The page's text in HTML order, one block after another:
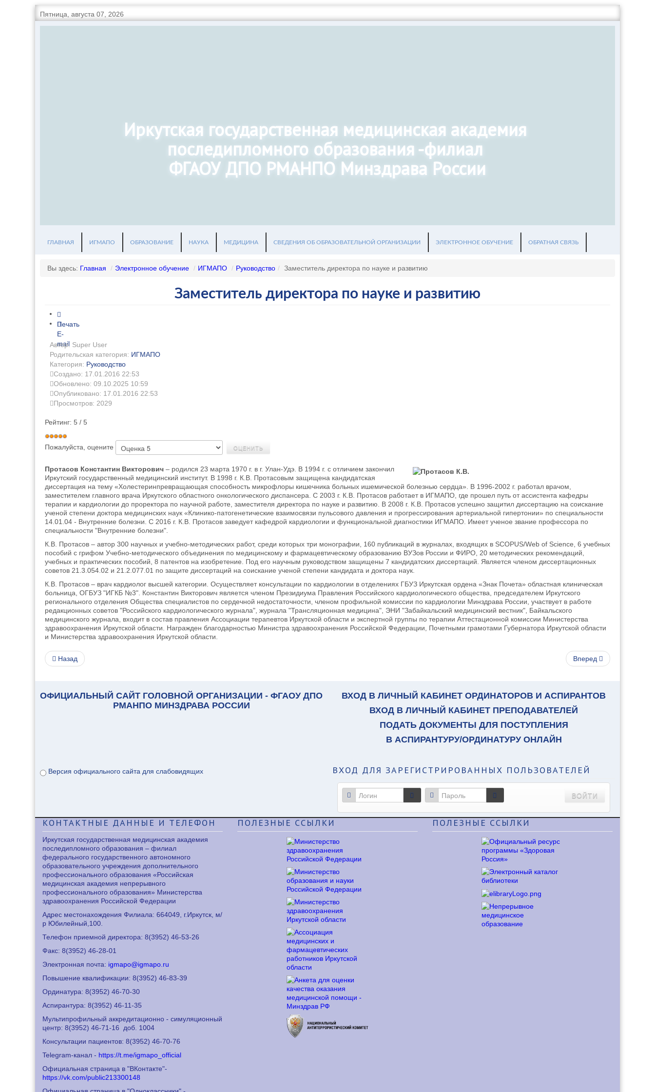
Пятница, августа 07, 2026
Иркутская государственная медицинская академия
последипломного образования -филиал
ФГАОУ ДПО РМАНПО Минздрава России
ГЛАВНАЯ ИГМАПО ОБРАЗОВАНИЕ НАУКА МЕДИЦИНА СВЕДЕНИЯ ОБ ОБРАЗОВАТЕЛЬНОЙ ОРГАНИЗАЦИИ ЭЛЕКТРОННОЕ ОБУЧЕНИЕ ОБРАТНАЯ СВЯЗЬ
Вы здесь: Главная / Электронное обучение / ИГМАПО / Руководство / Заместитель директора по науке и развитию
Заместитель директора по науке и развитию
Печать
E-
mail
Автор: Super User
Родительская категория: ИГМАПО
Категория: Руководство
Создано: 17.01.2016 22:53
Обновлено: 09.10.2025 10:59
Опубликовано: 17.01.2016 22:53
Просмотров: 2029
Рейтинг: 5 / 5
Пожалуйста, оцените
Протасов Константин Викторович – родился 23 марта 1970 г. в г. Улан-Удэ. В 1994 г. с отличием закончил
Иркутский государственный медицинский институт. В 1998 г. К.В. Протасовым защищена кандидатская
диссертация на тему «Холестеринпревращающая способность микрофлоры кишечника больных ишемической болезнью сердца». В 1996-2002 г. работал врачом,
заместителем главного врача Иркутского областного онкологического диспансера. С 2003 г. К.В. Протасов работает в ИГМАПО, где прошел путь от ассистента кафедры
терапии и кардиологии до проректора по научной работе, заместителя директора по науке и развитию. В 2008 г. К.В. Протасов успешно защитил диссертацию на соискание
ученой степени доктора медицинских наук «Клинико-патогенетические взаимосвязи пульсового давления и прогрессирования артериальной гипертонии» по специальности
14.01.04 - Внутренние болезни. С 2016 г. К.В. Протасов заведует кафедрой кардиологии и функциональной диагностики ИГМАПО. Имеет ученое звание профессора по
специальности "Внутренние болезни".
К.В. Протасов – автор 300 научных и учебно-методических работ, среди которых три монографии, 160 публикаций в журналах, входящих в SCOPUS/Web of Science, 6 учебных
пособий с грифом Учебно-методического объединения по медицинскому и фармацевтическому образованию ВУЗов России и ФИРО, 20 методических рекомендаций,
учебных и практических пособий, 8 патентов на изобретение. Под его научным руководством защищены 7 кандидатских диссертаций. Является членом диссертационных
советов 21.3.054.02 и 21.2.077.01 по защите диссертаций на соискание ученой степени кандидата и доктора наук.
К.В. Протасов – врач кардиолог высшей категории. Осуществляет консультации по кардиологии в отделениях ГБУЗ Иркутская ордена «Знак Почета» областная клиническая
больница, ОГБУЗ "ИГКБ №3". Константин Викторович является членом Президиума Правления Российского кардиологического общества, председателем Иркутского
регионального отделения Общества специалистов по сердечной недостаточности, членом профильной комиссии по кардиологии Минздрава России, участвует в работе
редакционных советов "Российского кардиологического журнала", журнала "Трансляционная медицина", ЭНИ "Забайкальский медицинский вестник", Байкальского
медицинского журнала, входит в состав правления Ассоциации терапевтов Иркутской области и экспертной группы по терапии Аттестационной комиссии Министерства
здравоохранения Иркутской области. Награжден благодарностью Министра здравоохранения Российской Федерации, Почетными грамотами Губернатора Иркутской области
и Министерства здравоохранения Иркутской области.
Назад Вперед
ОФИЦИАЛЬНЫЙ САЙТ ГОЛОВНОЙ ОРГАНИЗАЦИИ - ФГАОУ ДПО
РМАНПО МИНЗДРАВА РОССИИ
Версия официального сайта для слабовидящих
ВХОД В ЛИЧНЫЙ КАБИНЕТ ОРДИНАТОРОВ И АСПИРАНТОВ
ВХОД В ЛИЧНЫЙ КАБИНЕТ ПРЕПОДАВАТЕЛЕЙ
ПОДАТЬ ДОКУМЕНТЫ ДЛЯ ПОСТУПЛЕНИЯ
В АСПИРАНТУРУ/ОРДИНАТУРУ ОНЛАЙН
ВХОД ДЛЯ ЗАРЕГИСТРИРОВАННЫХ ПОЛЬЗОВАТЕЛЕЙ
ВОЙТИ
КОНТАКТНЫЕ ДАННЫЕ И ТЕЛЕФОН
Иркутская государственная медицинская академия
последипломного образования – филиал
федерального государственного автономного
образовательного учреждения дополнительного
профессионального образования «Российская
медицинская академия непрерывного
профессионального образования» Министерства
здравоохранения Российской Федерации
Адрес местонахождения Филиала: 664049, г.Иркутск, м/
р Юбилейный,100.
Телефон приемной директора: 8(3952) 46-53-26
Факс: 8(3952) 46-28-01
Электронная почта: igmapo@igmapo.ru
Повышение квалификации: 8(3952) 46-83-39
Ординатура: 8(3952) 46-70-30
Аспирантура: 8(3952) 46-11-35
Мультипрофильный аккредитационно - симуляционный
центр: 8(3952) 46-71-16
доб. 1004
Консультации пациентов: 8(3952) 46-70-76
Telegram-канал - https://t.me/igmapo_official
Официальная страница в "ВКонтакте"-
https://vk.com/public213300148
ПОЛЕЗНЫЕ ССЫЛКИ ПОЛЕЗНЫЕ ССЫЛКИ